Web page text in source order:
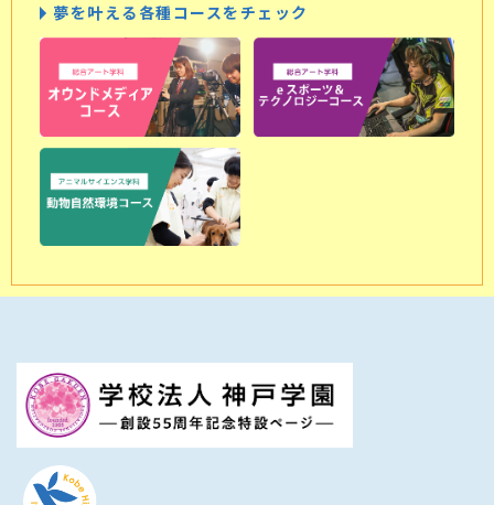
夢を叶える各種コースをチェック